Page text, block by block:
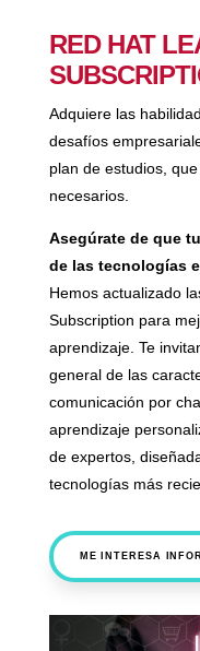
RED HAT
Adquiere las
desafíos
plan de estudios,
necesarios.
Asegúrate de que
de las tecnologías
Hemos actualizado
Subscription para
aprendizaje. Te
general de las
comunicación por
aprendizaje
de expertos,
tecnologías más
ME INTERESA